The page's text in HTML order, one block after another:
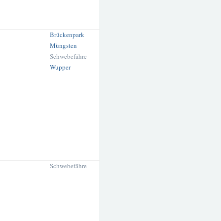
Brückenpark
Müngsten
Schwebefähre
Wupper
Schwebefähre